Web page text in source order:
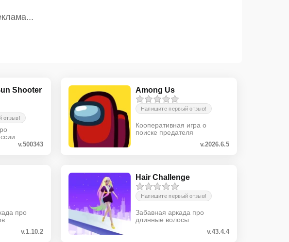
Shooter
отзыв!
v.500343
Among Us
Напишите первый отзыв!
Кооперативная игра о
поиске предателя
v.2026.6.5
про
v.1.10.2
Hair Challenge
Напишите первый отзыв!
Забавная аркада про
длинные волосы
v.43.4.4